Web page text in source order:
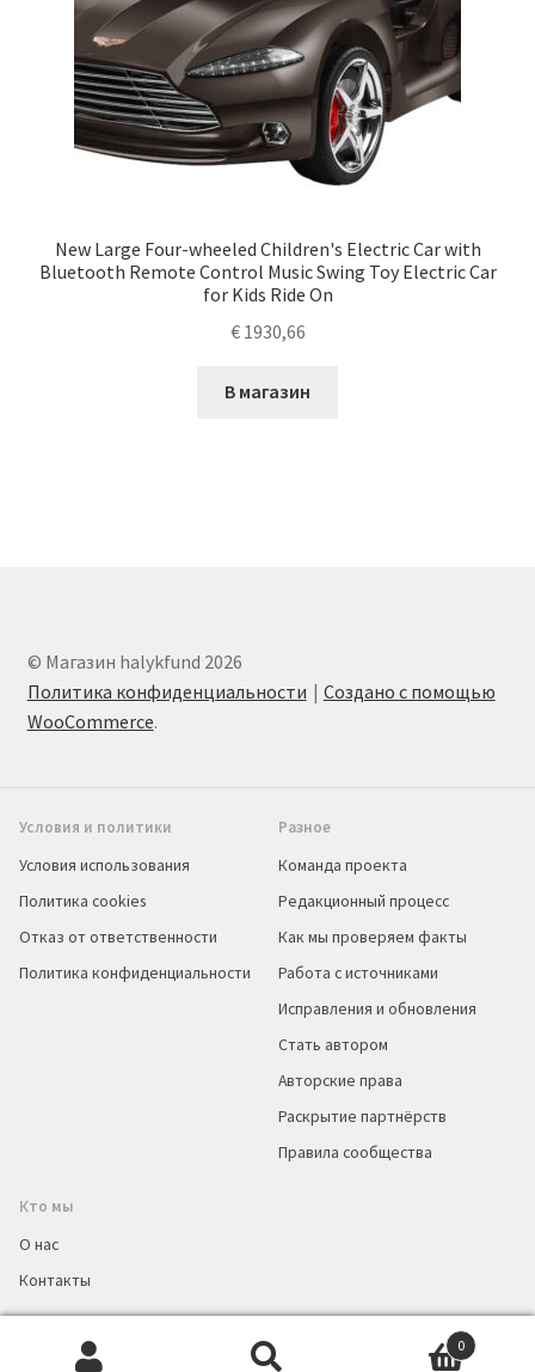
New Large Four-wheeled Children's Electric Car with
Bluetooth Remote Control Music Swing Toy Electric Car
for Kids Ride On
€1930,66
В магазин
© Магазин halykfund 2026
Политика конфиденциальности
Создано с помощью
WooCommerce.
0
Условия и политики
Условия использования
Политика cookies
Отказ от ответственности
Политика конфиденциальности
Разное
Команда проекта
Редакционный процесс
Как мы проверяем факты
Работа с источниками
Исправления и обновления
Стать автором
Авторские права
Раскрытие партнёрств
Правила сообщества
Кто мы
О нас
Контакты